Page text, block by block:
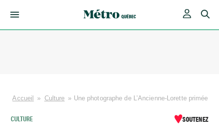
Accueil » Culture » Une photographe de L’Ancienne-Lorette primée
CULTURE SOUTENEZ